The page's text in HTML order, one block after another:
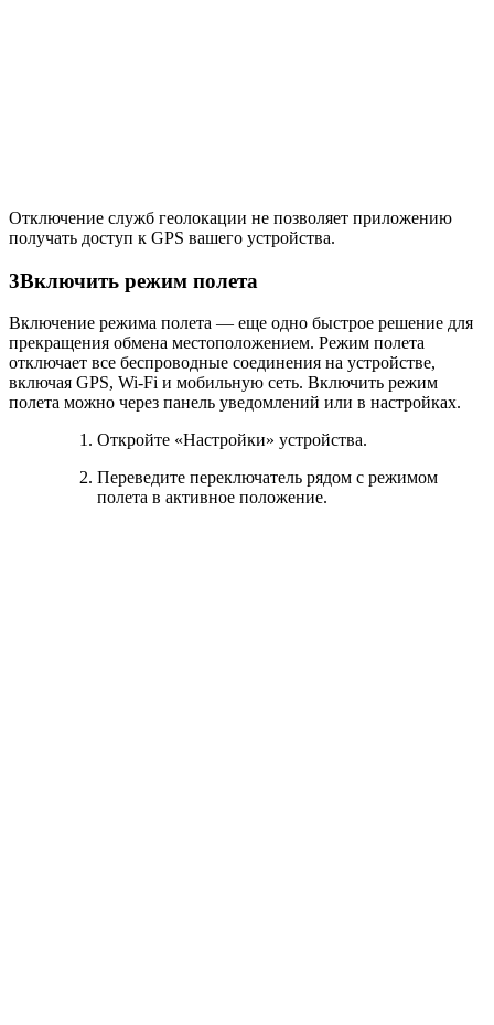
Отключение служб геолокации не позволяет приложению
получать доступ к GPS вашего устройства.
3Включить режим полета
Включение режима полета — еще одно быстрое решение для
прекращения обмена местоположением. Режим полета
отключает все беспроводные соединения на устройстве,
включая GPS, Wi-Fi и мобильную сеть. Включить режим
полета можно через панель уведомлений или в настройках.
Откройте «Настройки» устройства.
Переведите переключатель рядом с режимом
полета в активное положение.